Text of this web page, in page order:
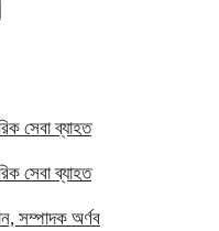
সেবা ব্যাহত
সেবা ব্যাহত
সম্পাদক অর্ণব